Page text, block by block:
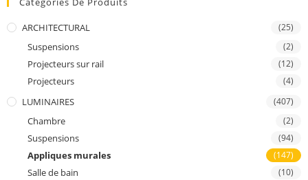
ARCHITECTURAL (25)
Suspensions (2)
Projecteurs sur rail (12)
Projecteurs (4)
LUMINAIRES (407)
Chambre (2)
Suspensions (94)
Appliques murales (147)
Salle de bain (10)